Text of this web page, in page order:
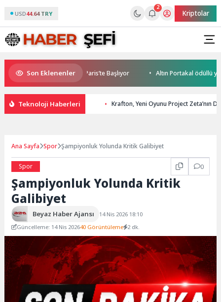
USD44.64 TRY
2
Kriptolar
Son Eklenenler
World Cup Heyecanı Paris’te Başlıyor Altın Portakal ödüllü
Teknoloji Haberleri Krafton, Yeni Oyunu Project Zeta’nın
Ana Sayfa Spor Şampiyonluk Yolunda Kritik Galibiyet
Spor 0
Şampiyonluk Yolunda Kritik
Galibiyet
Beyaz Haber Ajansı
14 Nis 2026 18:10
Güncelleme: 14 Nis 202640 Görüntüleme 2 dk.